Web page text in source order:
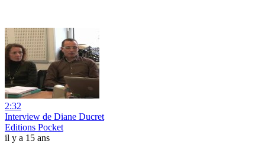
2:32
Interview de Diane Ducret
Editions Pocket
il y a 15 ans